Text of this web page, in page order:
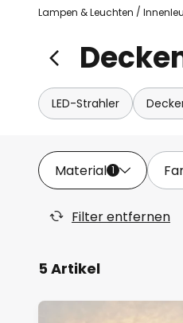
Lampen & Leuchten
LED-Strahler
Material 1
Filter entfernen
5 Artikel